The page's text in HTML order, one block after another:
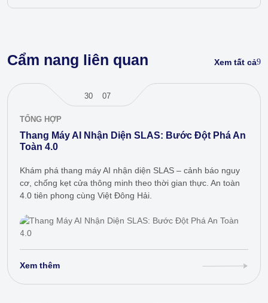
Cẩm nang liên quan Xem tất cả
30 07
TỔNG HỢP
Thang Máy AI Nhận Diện SLAS: Bước Đột Phá An
Toàn 4.0
Khám phá thang máy AI nhận diện SLAS – cảnh báo nguy
cơ, chống kẹt cửa thông minh theo thời gian thực. An toàn
4.0 tiên phong cùng Việt Đông Hải.
Xem thêm